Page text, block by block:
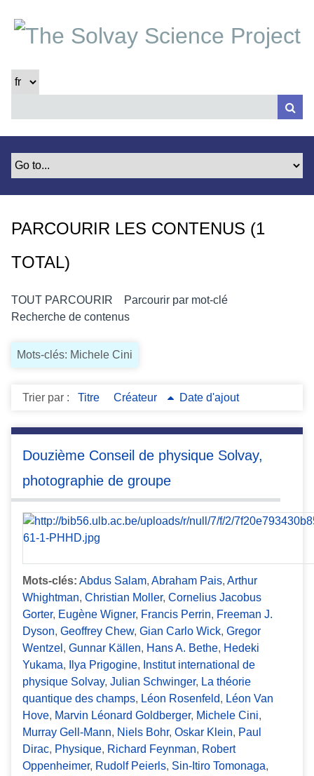
t
PARCOURIR LES CONTENUS (1
TOTAL)
TOUT PARCOURIR
Parcourir par mot-clé
Recherche de contenus
Mots-clés: Michele Cini
Trier par : Titre Créateur Date d'ajout
Douzième Conseil de physique Solvay,
photographie de groupe
Mots-clés: Abdus Salam, Abraham Pais, Arthur
Whightman, Christian Moller, Cornelius Jacobus
Gorter, Eugène Wigner, Francis Perrin, Freeman J.
Dyson, Geoffrey Chew, Gian Carlo Wick, Gregor
Wentzel , Gunnar Källen, Hans A. Bethe, Hedeki
Yukama, Ilya Prigogine, Institut international de
physique Solvay, Julian Schwinger, La théorie
quantique des champs, Léon Rosenfeld, Léon Van
Hove, Marvin Léonard Goldberger, Michele Cini,
Murray Gell-Mann, Niels Bohr, Oskar Klein, Paul
Dirac, Physique, Richard Feynman, Robert
Oppenheimer, Rudolf Peierls, Sin-Itiro Tomonaga,